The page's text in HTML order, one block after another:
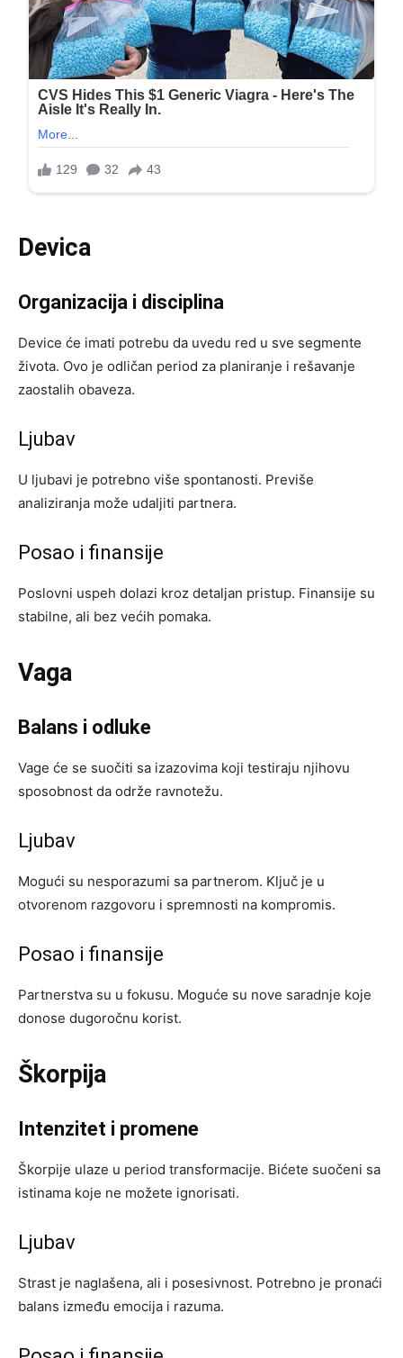
Devica
Organizacija i disciplina
Device će imati potrebu da uvedu red u sve segmente
života. Ovo je odličan period za planiranje i rešavanje
zaostalih obaveza.
Ljubav
U ljubavi je potrebno više spontanosti. Previše
analiziranja može udaljiti partnera.
Posao i finansije
Poslovni uspeh dolazi kroz detaljan pristup. Finansije su
stabilne, ali bez većih pomaka.
Vaga
Balans i odluke
Vage će se suočiti sa izazovima koji testiraju njihovu
sposobnost da održe ravnotežu.
Ljubav
Mogući su nesporazumi sa partnerom. Ključ je u
otvorenom razgovoru i spremnosti na kompromis.
Posao i finansije
Partnerstva su u fokusu. Moguće su nove saradnje koje
donose dugoročnu korist.
Škorpija
Intenzitet i promene
Škorpije ulaze u period transformacije. Bićete suočeni sa
istinama koje ne možete ignorisati.
Ljubav
Strast je naglašena, ali i posesivnost. Potrebno je pronaći
balans između emocija i razuma.